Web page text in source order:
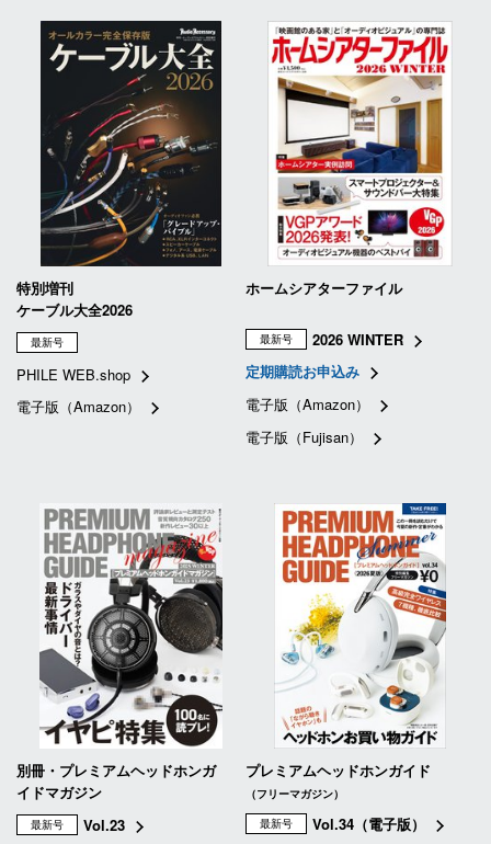
特別増刊
ケーブル大全2026
最新号
PHILE WEB.shop
電子版（Amazon）
ホームシアターファイル
最新号
2026 WINTER
定期購読お申込み
電子版（Amazon）
電子版（Fujisan）
別冊・プレミアムヘッドホンガ
イドマガジン
最新号
Vol.23
プレミアムヘッドホンガイド
（フリーマガジン）
最新号
Vol.34（電子版）